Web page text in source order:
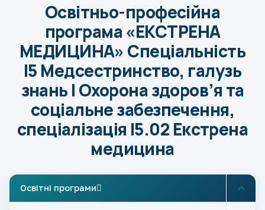
Освітньо-професійна
програма «ЕКСТРЕНА
МЕДИЦИНА» Спеціальність
І5 Медсестринство, галузь
знань І Охорона здоров’я та
соціальне забезпечення,
спеціалізація І5.02 Екстрена
медицина
Освітні програми